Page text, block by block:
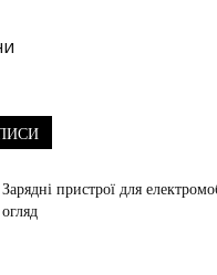
Зарядні пристрої для
огляд